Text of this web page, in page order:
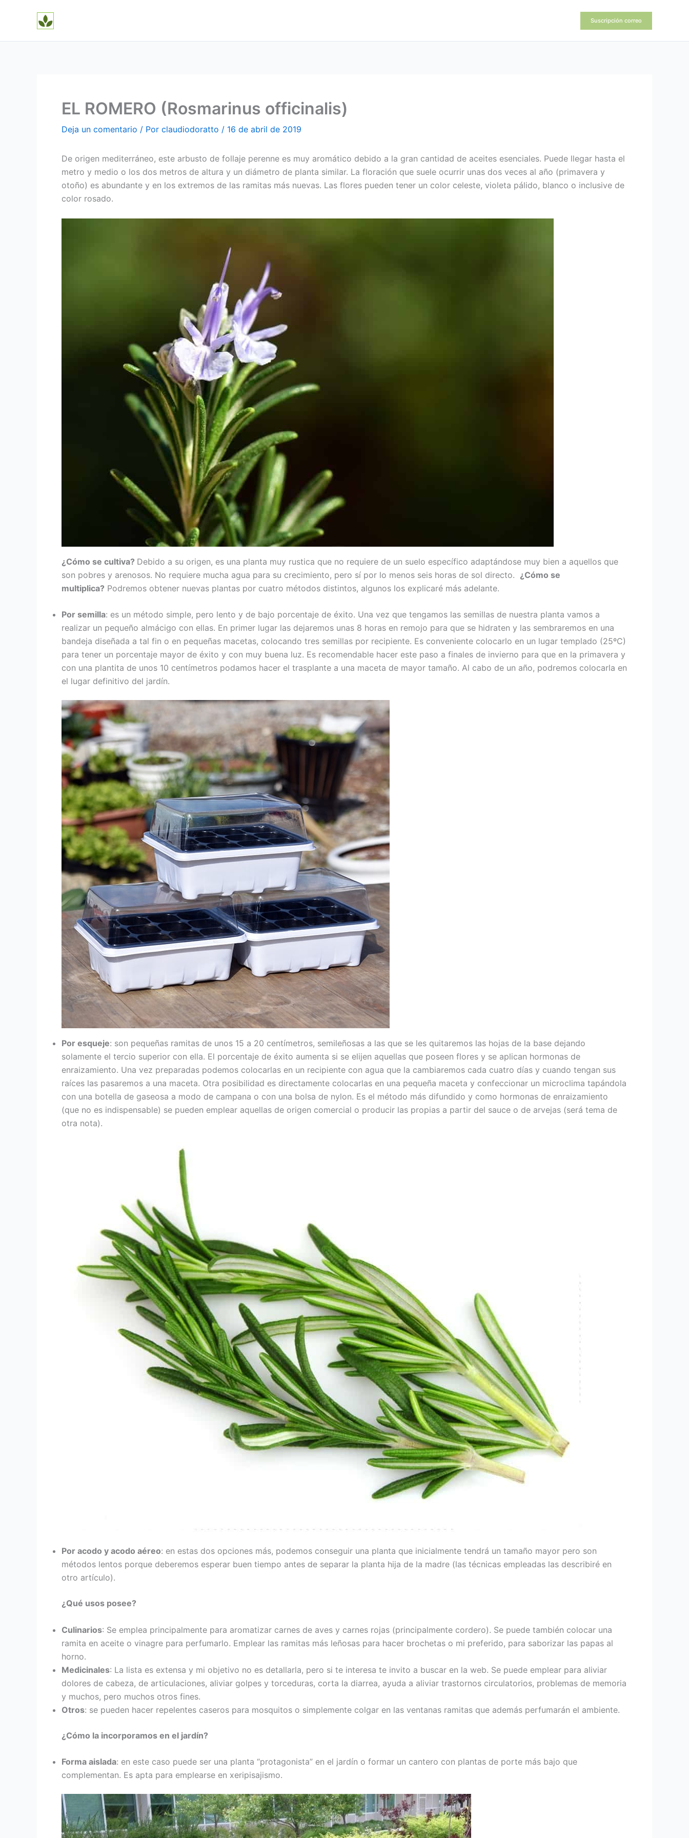
Suscripción correo
EL ROMERO (Rosmarinus officinalis)
Deja un comentario / Por claudiodoratto / 16 de abril de 2019
De origen mediterráneo, este arbusto de follaje perenne es muy aromático debido a la gran cantidad de aceites esenciales. Puede llegar hasta el
metro y medio o los dos metros de altura y un diámetro de planta similar. La floración que suele ocurrir unas dos veces al año (primavera y
otoño) es abundante y en los extremos de las ramitas más nuevas. Las flores pueden tener un color celeste, violeta pálido, blanco o inclusive de
color rosado.
¿Cómo se cultiva? Debido a su origen, es una planta muy rustica que no requiere de un suelo específico adaptándose muy bien a aquellos que
son pobres y arenosos. No requiere mucha agua para su crecimiento, pero sí por lo menos seis horas de sol directo. ¿Cómo se
multiplica? Podremos obtener nuevas plantas por cuatro métodos distintos, algunos los explicaré más adelante.
Por semilla: es un método simple, pero lento y de bajo porcentaje de éxito. Una vez que tengamos las semillas de nuestra planta vamos a
realizar un pequeño almácigo con ellas. En primer lugar las dejaremos unas 8 horas en remojo para que se hidraten y las sembraremos en una
bandeja diseñada a tal fin o en pequeñas macetas, colocando tres semillas por recipiente. Es conveniente colocarlo en un lugar templado (25ºC)
para tener un porcentaje mayor de éxito y con muy buena luz. Es recomendable hacer este paso a finales de invierno para que en la primavera y
con una plantita de unos 10 centímetros podamos hacer el trasplante a una maceta de mayor tamaño. Al cabo de un año, podremos colocarla en
el lugar definitivo del jardín.
Por esqueje: son pequeñas ramitas de unos 15 a 20 centímetros, semileñosas a las que se les quitaremos las hojas de la base dejando
solamente el tercio superior con ella. El porcentaje de éxito aumenta si se elijen aquellas que poseen flores y se aplican hormonas de
enraizamiento. Una vez preparadas podemos colocarlas en un recipiente con agua que la cambiaremos cada cuatro días y cuando tengan sus
raíces las pasaremos a una maceta. Otra posibilidad es directamente colocarlas en una pequeña maceta y confeccionar un microclima tapándola
con una botella de gaseosa a modo de campana o con una bolsa de nylon. Es el método más difundido y como hormonas de enraizamiento
(que no es indispensable) se pueden emplear aquellas de origen comercial o producir las propias a partir del sauce o de arvejas (será tema de
otra nota).
Por acodo y acodo aéreo: en estas dos opciones más, podemos conseguir una planta que inicialmente tendrá un tamaño mayor pero son
métodos lentos porque deberemos esperar buen tiempo antes de separar la planta hija de la madre (las técnicas empleadas las describiré en
otro artículo).
¿Qué usos posee?
Culinarios: Se emplea principalmente para aromatizar carnes de aves y carnes rojas (principalmente cordero). Se puede también colocar una
ramita en aceite o vinagre para perfumarlo. Emplear las ramitas más leñosas para hacer brochetas o mi preferido, para saborizar las papas al
horno.
Medicinales: La lista es extensa y mi objetivo no es detallarla, pero si te interesa te invito a buscar en la web. Se puede emplear para aliviar
dolores de cabeza, de articulaciones, aliviar golpes y torceduras, corta la diarrea, ayuda a aliviar trastornos circulatorios, problemas de memoria
y muchos, pero muchos otros fines.
Otros: se pueden hacer repelentes caseros para mosquitos o simplemente colgar en las ventanas ramitas que además perfumarán el ambiente.
¿Cómo la incorporamos en el jardín?
Forma aislada: en este caso puede ser una planta “protagonista” en el jardín o formar un cantero con plantas de porte más bajo que
complementan. Es apta para emplearse en xeripisajismo.